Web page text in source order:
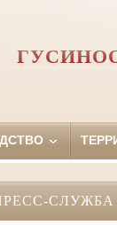
СЛУЖБА